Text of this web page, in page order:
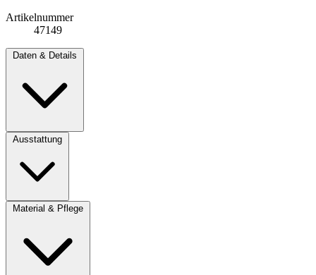
Artikelnummer
47149
Daten & Details
Ausstattung
Material & Pflege